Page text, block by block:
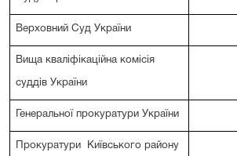
Верховний Суд України
Вища кваліфікаційна комісія
суддів України
Генеральної прокуратури України
Прокуратури Київського району